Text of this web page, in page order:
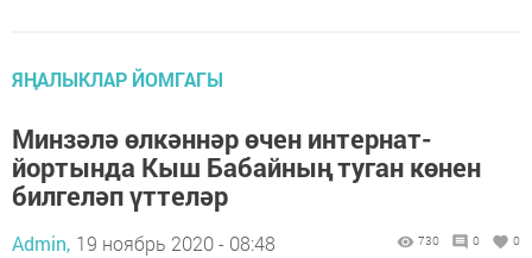
ЯҢАЛЫКЛАР ЙОМГАГЫ
Минзәлә өлкәннәр өчен интернат-
йортында Кыш Бабайның туган көнен
билгеләп үттеләр
Admin, 19 ноябрь 2020 - 08:48 730 0 0